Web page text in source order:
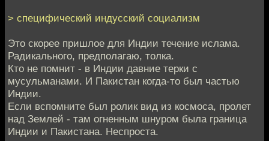
> специфический индусский социализм
Это скорее пришлое для Индии течение ислама.
Радикального, предполагаю, толка.
Кто не помнит - в Индии давние терки с
мусульманами. И Пакистан когда-то был частью
Индии.
Если вспомните был ролик вид из космоса, пролет
над Землей - там огненным шнуром была граница
Индии и Пакистана. Неспроста.